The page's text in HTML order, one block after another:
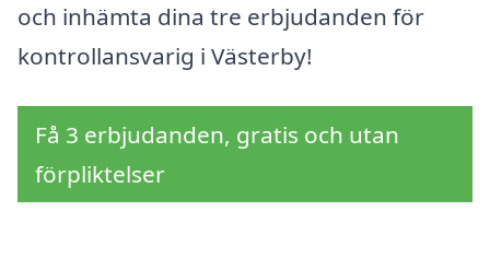
och inhämta dina tre erbjudanden för
kontrollansvarig i Västerby!
Få 3 erbjudanden, gratis och utan
förpliktelser